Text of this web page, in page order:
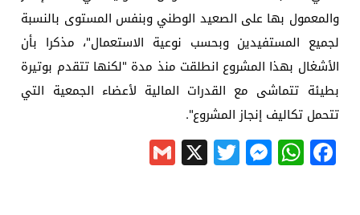
والمعمول بها على الصعيد الوطني وبنفس المستوى بالنسبة
لجميع المستفيدين وبحسب نوعية الاستعمال"، مذكرا بأن
الأشغال بهذا المشروع انطلقت منذ مدة "لكنها تتقدم بوتيرة
بطيئة تتماشى مع القدرات المالية لأعضاء الجمعية التي
تتحمل تكاليف إنجاز المشروع".
Facebook
WhatsApp
Messenger
Twitter
X